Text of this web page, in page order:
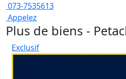
073-7535613
Appelez
Plus de biens -
Exclusif